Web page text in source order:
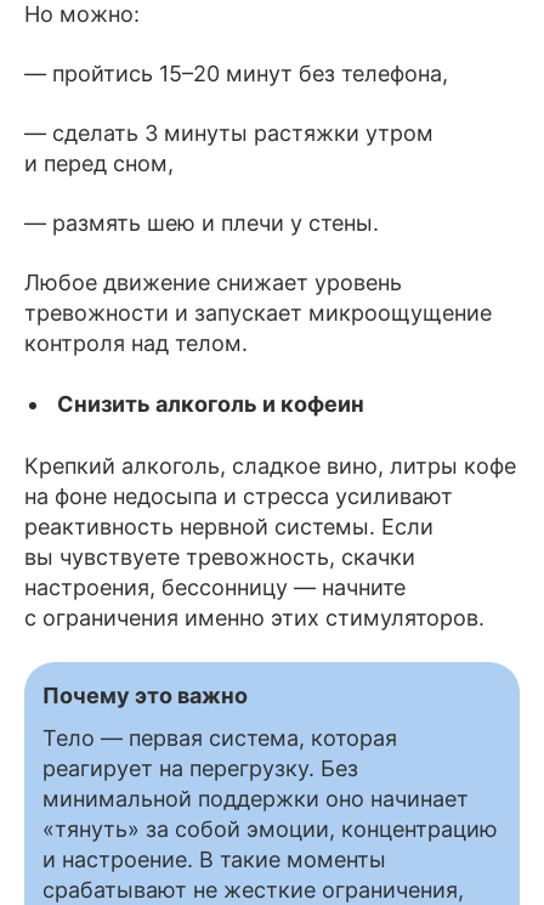
Но можно:
— пройтись 15–20 минут без телефона,
— сделать 3 минуты растяжки утром
и перед сном,
— размять шею и плечи у стены.
Любое движение снижает уровень
тревожности и запускает микроощущение
контроля над телом.
Снизить алкоголь и кофеин
Крепкий алкоголь, сладкое вино, литры кофе
на фоне недосыпа и стресса усиливают
реактивность нервной системы. Если
вы чувствуете тревожность, скачки
настроения, бессонницу — начните
с ограничения именно этих стимуляторов.
Почему это важно
Тело — первая система, которая
реагирует на перегрузку. Без
минимальной поддержки оно начинает
«тянуть» за собой эмоции, концентрацию
и настроение. В такие моменты
срабатывают не жесткие ограничения,